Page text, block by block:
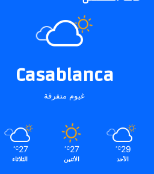
Casablanca
غيوم متفرقة
29
℃
الأحد
27
℃
الأثنين
27
℃
الثلاثاء